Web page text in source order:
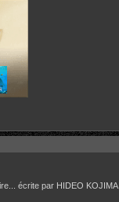
écrite par HIDEO KOJIMA.